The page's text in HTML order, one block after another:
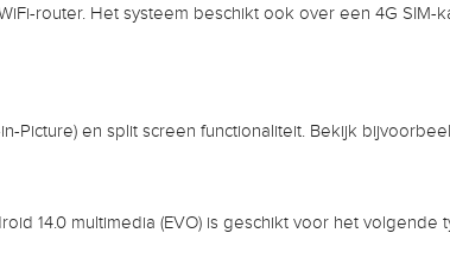
router. Het systeem beschikt ook over een 4G
Picture) en split screen functionaliteit. Bekijk
14.0 multimedia (EVO) is geschikt voor het volgende